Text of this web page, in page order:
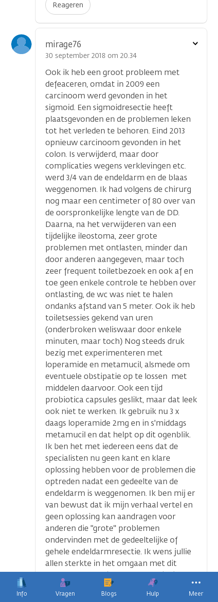
Reageren
mirage76
30 september 2018 om 20.34
Ook ik heb een groot probleem met
defeaceren, omdat in 2009 een
carcinoom werd gevonden in het
sigmoid. Een sigmoidresectie heeft
plaatsgevonden en de problemen leken
tot het verleden te behoren. Eind 2013
opnieuw carcinoom gevonden in het
colon. Is verwijderd, maar door
complicaties wegens verklevingen etc.
werd 3/4 van de endeldarm en de blaas
weggenomen. Ik had volgens de chirurg
nog maar een centimeter of 80 over van
de oorspronkelijke lengte van de DD.
Daarna, na het verwijderen van een
tijdelijke ileostoma, zeer grote
problemen met ontlasten, minder dan
door anderen aangegeven, maar toch
zeer frequent toiletbezoek en ook af en
toe geen enkele controle te hebben over
ontlasting, de wc was niet te halen
ondanks afstand van 5 meter. Ook ik heb
toiletsessies gekend van uren
(onderbroken weliswaar door enkele
minuten, maar toch) Nog steeds druk
bezig met experimenteren met
loperamide en metamucil, alsmede om
eventuele obstipatie op te lossen met
middelen daarvoor. Ook een tijd
probiotica capsules geslikt, maar dat leek
ook niet te werken. Ik gebruik nu 3 x
daags loperamide 2mg en in s'middags
metamucil en dat helpt op dit ogenblik.
Ik ben het met iedereen eens dat de
specialisten nu geen kant en klare
oplossing hebben voor de problemen die
optreden nadat een gedeelte van de
endeldarm is weggenomen. Ik ben mij er
van bewust dat ik mijn verhaal vertel en
geen oplossing kan aandragen voor
anderen die "grote" problemen
ondervinden met de gedeeltelijke of
gehele endeldarmresectie. Ik wens jullie
allen sterkte in het omgaan met dit
probleem, want ik weet net als jullie, wat
dit betekent in het (sociale) leven.
Toon
Info Vragen Blogs Hulp Meer